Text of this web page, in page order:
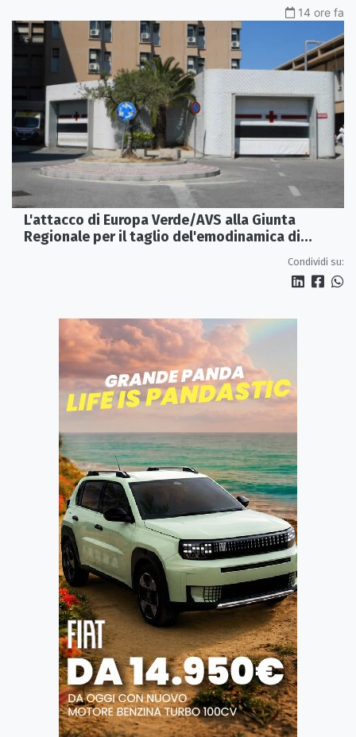
14 ore fa
L'attacco di Europa Verde/AVS alla Giunta
Regionale per il taglio del'emodinamica di
Condividi su: